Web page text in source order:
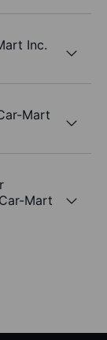
Inc.
Mart
Mart